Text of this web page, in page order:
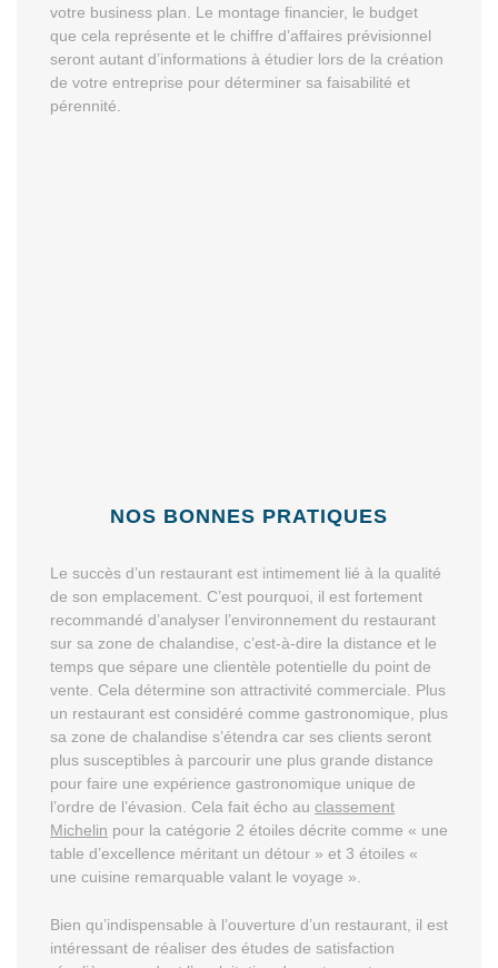
votre business plan. Le montage financier, le budget
que cela représente et le chiffre d’affaires prévisionnel
seront autant d’informations à étudier lors de la création
de votre entreprise pour déterminer sa faisabilité et
pérennité.
NOS BONNES PRATIQUES
Le succès d’un restaurant est intimement lié à la qualité
de son emplacement. C’est pourquoi, il est fortement
recommandé d’analyser l’environnement du restaurant
sur sa zone de chalandise, c’est-à-dire la distance et le
temps que sépare une clientèle potentielle du point de
vente. Cela détermine son attractivité commerciale. Plus
un restaurant est considéré comme gastronomique, plus
sa zone de chalandise s’étendra car ses clients seront
plus susceptibles à parcourir une plus grande distance
pour faire une expérience gastronomique unique de
l’ordre de l’évasion. Cela fait écho au classement
Michelin pour la catégorie 2 étoiles décrite comme « une
table d’excellence méritant un détour » et 3 étoiles «
une cuisine remarquable valant le voyage ».
Bien qu’indispensable à l’ouverture d’un restaurant, il est
intéressant de réaliser des études de satisfaction